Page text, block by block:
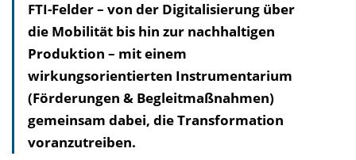
FTI-Felder – von der Digitalisierung über
die Mobilität bis hin zur nachhaltigen
Produktion – mit einem
wirkungsorientierten Instrumentarium
(Förderungen & Begleitmaßnahmen)
gemeinsam dabei, die Transformation
voranzutreiben.